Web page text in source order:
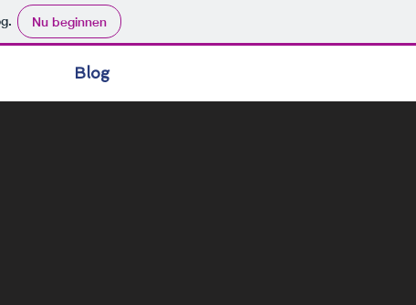
Nu beginnen
Blog